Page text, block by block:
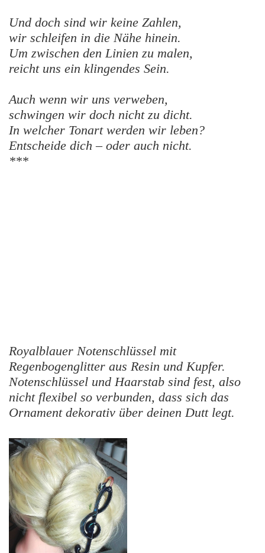
Und doch sind wir keine Zahlen,
wir schleifen in die Nähe hinein.
Um zwischen den Linien zu malen,
reicht uns ein klingendes Sein.
Auch wenn wir uns verweben,
schwingen wir doch nicht zu dicht.
In welcher Tonart werden wir leben?
Entscheide dich – oder auch nicht.
***
Royalblauer Notenschlüssel mit
Regenbogenglitter aus Resin und Kupfer.
Notenschlüssel und Haarstab sind fest, also
nicht flexibel so verbunden, dass sich das
Ornament dekorativ über deinen Dutt legt.